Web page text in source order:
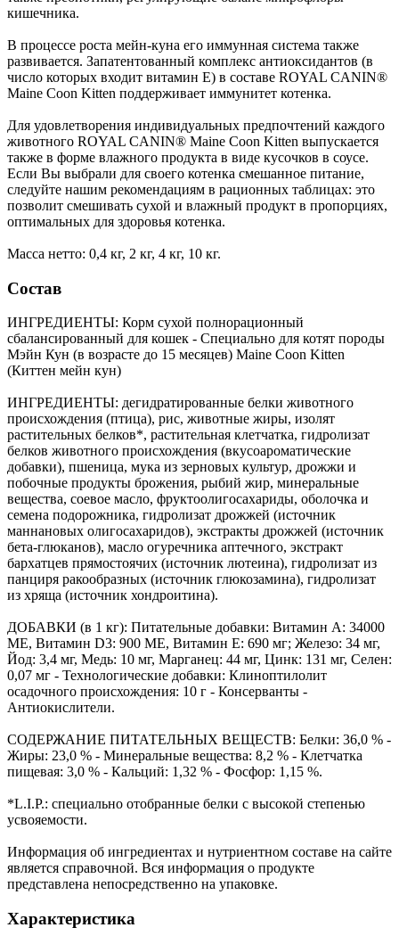
кишечника.
В процессе роста мейн-куна его иммунная система также
развивается. Запатентованный комплекс антиоксидантов (в
число которых входит витамин E) в составе ROYAL CANIN®
Maine Coon Kitten поддерживает иммунитет котенка.
Для удовлетворения индивидуальных предпочтений каждого
животного ROYAL CANIN® Maine Coon Kitten выпускается
также в форме влажного продукта в виде кусочков в соусе.
Если Вы выбрали для своего котенка смешанное питание,
следуйте нашим рекомендациям в рационных таблицах: это
позволит смешивать сухой и влажный продукт в пропорциях,
оптимальных для здоровья котенка.
Масса нетто: 0,4 кг, 2 кг, 4 кг, 10 кг.
Состав
ИНГРЕДИЕНТЫ: Корм сухой полнорационный
сбалансированный для кошек - Специально для котят породы
Мэйн Кун (в возрасте до 15 месяцев) Maine Coon Kitten
(Киттен мейн кун)
ИНГРЕДИЕНТЫ: дегидратированные белки животного
происхождения (птица), рис, животные жиры, изолят
растительных белков*, растительная клетчатка, гидролизат
белков животного происхождения (вкусоароматические
добавки), пшеница, мука из зерновых культур, дрожжи и
побочные продукты брожения, рыбий жир, минеральные
вещества, соевое масло, фруктоолигосахариды, оболочка и
семена подорожника, гидролизат дрожжей (источник
мaннановых олигосахаридов), экстракты дрожжей (источник
бета-глюканов), масло огуречника аптечного, экстракт
бархатцев прямостоячих (источник лютеина), гидролизат из
панциря ракообразных (источник глюкозамина), гидролизат
из хряща (источник хондроитина).
ДОБАВКИ (в 1 кг): Питательные добавки: Витамин A: 34000
ME, Витамин D3: 900 ME, Витамин E: 690 мг; Железо: 34 мг,
Йод: 3,4 мг, Медь: 10 мг, Марганец: 44 мг, Цинк: 131 мг, Ceлeн:
0,07 мг - Технологические добавки: Клиноптилолит
осадочного происхождения: 10 г - Консерванты -
Антиокислители.
СОДЕРЖАНИЕ ПИТАТЕЛЬНЫХ ВЕЩЕСТВ: Белки: 36,0 % -
Жиры: 23,0 % - Минеральные вещества: 8,2 % - Клетчатка
пищевая: 3,0 % - Кальций: 1,32 % - Фосфор: 1,15 %.
*L.I.P.: специально отобранные белки с высокой степенью
усвояемости.
Информация об ингредиентах и нутриентном составе на сайте
является справочной. Вся информация о продукте
представлена непосредственно на упаковке.
Характеристика